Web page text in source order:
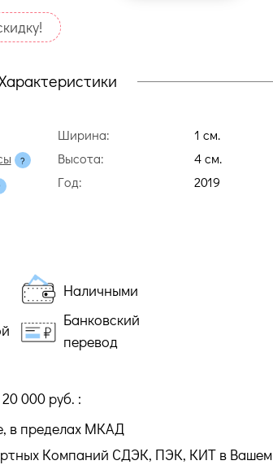
Ширина:
1 cм.
Высота:
4 cм.
Год:
2019
Наличными
Банковский
перевод
000 руб. :
в пределах МКАД
Компаний СДЭК, ПЭК, КИТ в Вашем